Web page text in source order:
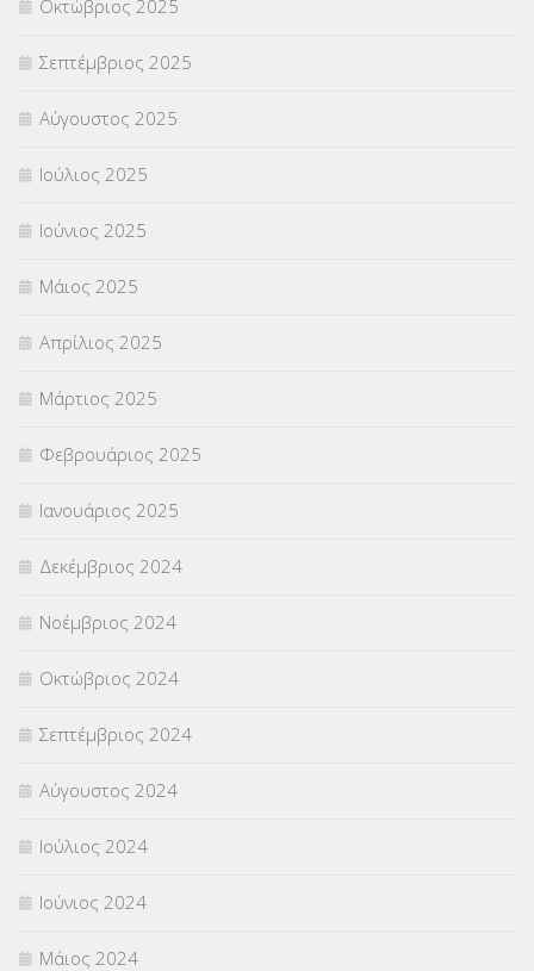
ΥΠΟΤΡΟΦΙΕΣ(28)
ΦΥΣΙΚΗ ΑΓΩΓΗ(692)
Χωρίς κατηγορία
Οκτώβριος 2025
Σεπτέμβριος 2025
Αύγουστος 2025
Ιούλιος 2025
Ιούνιος 2025
Μάιος 2025
Απρίλιος 2025
Μάρτιος 2025
Φεβρουάριος 2025
Ιανουάριος 2025
Δεκέμβριος 2024
Νοέμβριος 2024
Οκτώβριος 2024
Σεπτέμβριος 2024
Αύγουστος 2024
Ιούλιος 2024
Ιούνιος 2024
Μάιος 2024